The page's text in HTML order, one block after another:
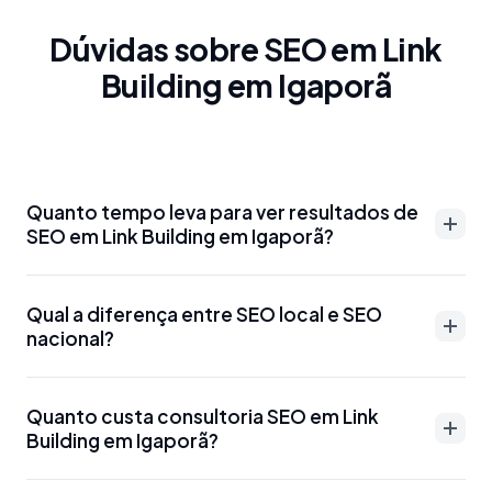
Dúvidas sobre SEO em Link
Building em Igaporã
Quanto tempo leva para ver resultados de
SEO em Link Building em Igaporã?
podem aparecer entre 3-6 meses para palavras-
chave menos competitivas. Para termos mais
disputados como 'advogado Link Building em
Igaporã' ou 'dentista Link Building em Igaporã', o
prazo pode ser de 6-12 meses. Otimizações técnicas
e Google Meu Negócio podem gerar resultados
Qual a diferença entre SEO local e SEO
nacional?
aparecer para buscas específicas da região, como
'SEO Link Building em Igaporã' ou 'marketing digital
Link Building em Igaporã'. Usa estratégias como
Quanto custa consultoria SEO em Link
Building em Igaporã?